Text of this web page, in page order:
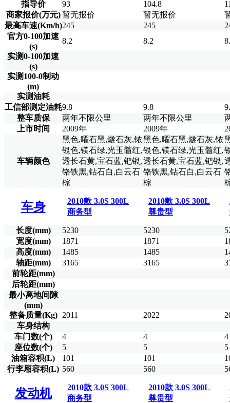
指导价
93 104.8
商家报价(万元) 暂无报价 暂无报价
最高车速(Km/h)245 245
官方0-100加速
(s)
8.2 8.2
实测0-100加速
(s)
实测100-0制动
(m)
实测油耗
工信部测定油耗9.8 9.8
整车质保
两年不限公里 两年不限公里
上市时间
2009年 2009年
车辆颜色
黑色,曜石黑,燧石灰,铱
银色,镁石绿,光玉髓红,
透长石黄,宝石蓝,钯银,
铬铁黑,钻石白,白云石
棕
黑色,曜石黑,燧石灰,铱
银色,镁石绿,光玉髓红,
透长石黄,宝石蓝,钯银,
铬铁黑,钻石白,白云石
棕
车身
2010款 3.0S 300L
商务型
2010款 3.0S 300L
尊贵型
长度(mm) 5230 5230
宽度(mm)
1871 1871
高度(mm)
1485 1485
轴距(mm)
3165 3165
前轮距(mm)
后轮距(mm)
最小离地间隙
(mm)
整备质量(Kg) 2011 2022
车身结构
车门数(个)
4 4
4
座位数(个)
5 5
5
油箱容积(L)
101 101
行李厢容积(L) 560 560
发动机
2010款 3.0S 300L
商务型
2010款 3.0S 300L
尊贵型